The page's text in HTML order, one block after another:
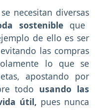
necesitan diversas
sostenible que
de ello es ser
las compras
lo que se
apostando por
todo usando las
útil, pues nunca